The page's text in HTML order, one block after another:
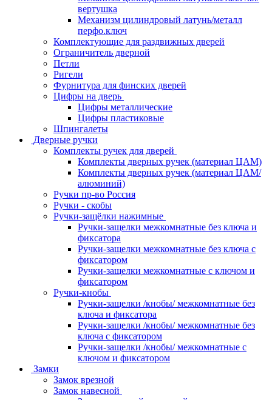
вертушка
Механизм цилиндровый латунь/металл
перфо.ключ
Комплектующие для раздвижных дверей
Ограничитель дверной
Петли
Ригели
Фурнитура для финских дверей
Цифры на дверь
Цифры металлические
Цифры пластиковые
Шпингалеты
Дверные ручки
Комплекты ручек для дверей
Комплекты дверных ручек (материал ЦАМ)
Комплекты дверных ручек (материал ЦАМ/
алюминий)
Ручки пр-во Россия
Ручки - скобы
Ручки-защёлки нажимные
Ручки-защелки межкомнатные без ключа и
фиксатора
Ручки-защелки межкомнатные без ключа с
фиксатором
Ручки-защелки межкомнатные с ключом и
фиксатором
Ручки-кнобы
Ручки-защелки /кнобы/ межкомнатные без
ключа и фиксатора
Ручки-защелки /кнобы/ межкомнатные без
ключа с фиксатором
Ручки-защелки /кнобы/ межкомнатные с
ключом и фиксатором
Замки
Замок врезной
Замок навесной